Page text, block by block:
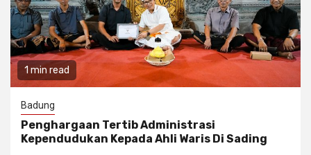
1 min read
Badung
Penghargaan Tertib Administrasi
Kependudukan Kepada Ahli Waris Di Sading